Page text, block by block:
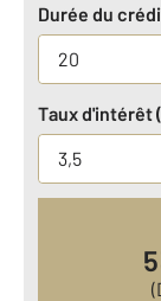
Durée du
Taux d'intérêt